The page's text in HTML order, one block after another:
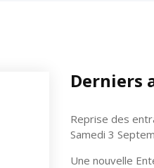
Derniers
Reprise des
Samedi 3
Une nouvelle